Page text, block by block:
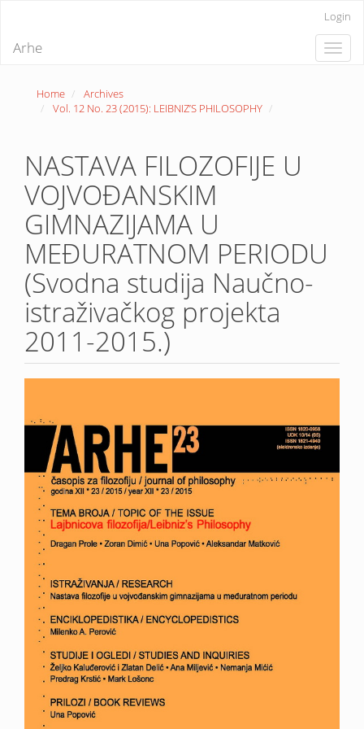
page
Navigation
Main
Login
Toggle
Arhe
Home
Archives
Vol. 12 No. 23 (2015): LEIBNIZ’S PHILOSOPHY
NASTAVA FILOZOFIJE U
VOJVOĐANSKIM
GIMNAZIJAMA U
MEĐURATNOM PERIODU
(Svodna studija Naučno-
istraživačkog projekta
2011-2015.)
Sidebar